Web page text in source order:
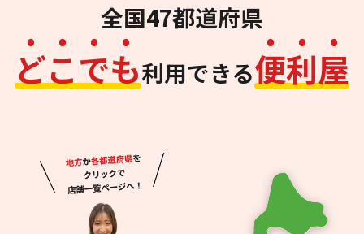
全国47都道府県
どこでも利用できる便利屋